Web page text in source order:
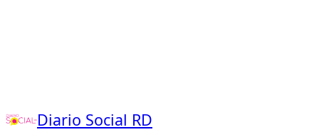
Diario Social RD